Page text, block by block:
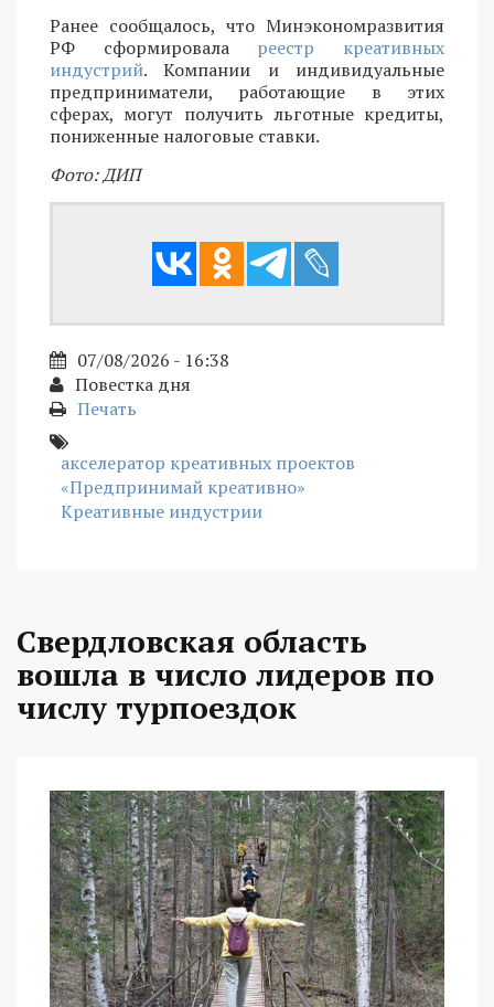
Ранее сообщалось, что Минэкономразвития
РФ сформировала реестр креативных
индустрий. Компании и индивидуальные
предприниматели, работающие в этих
сферах, могут получить льготные кредиты,
пониженные налоговые ставки.
Фото: ДИП
07/08/2026 - 16:38
Повестка дня
Печать
акселератор креативных проектов
«Предпринимай креативно»
Креативные индустрии
Свердловская область
вошла в число лидеров по
числу турпоездок